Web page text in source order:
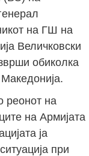
на ГШ на
Величковски
обиколка
реонот на
на Армијата
ја
при